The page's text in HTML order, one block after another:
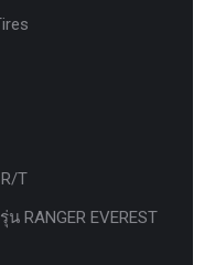
T
RANGER EVEREST